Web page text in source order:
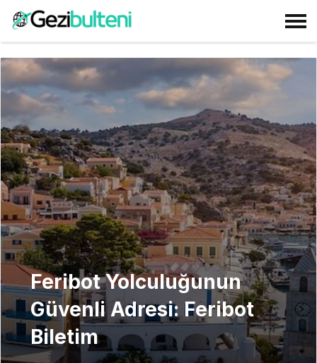
Feribot Yolculuğunun
Güvenli Adresi: Feribot
Biletim